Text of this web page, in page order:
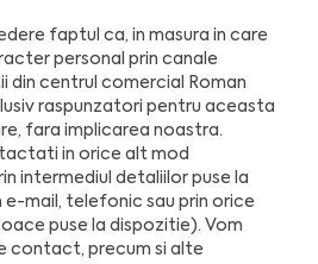
faptul ca, in masura in care
personal prin canale
din centrul comercial Roman
raspunzatori pentru aceasta
fara implicarea noastra.
in orice alt mod
intermediul detaliilor puse la
mail, telefonic sau prin orice
puse la dispozitie). Vom
contact, precum si alte